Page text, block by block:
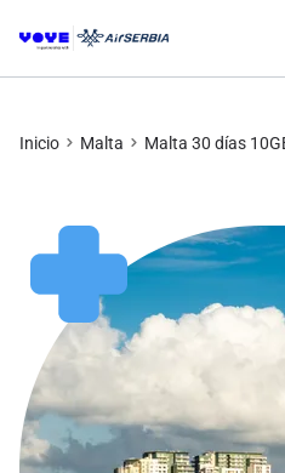
Inicio Malta Malta 30 días